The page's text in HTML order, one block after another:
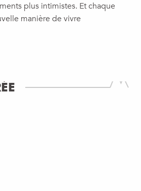
plus intimistes. Et chaque
manière de vivre